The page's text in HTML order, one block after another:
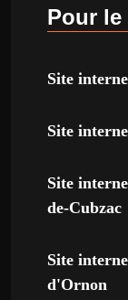
Pour le
Site
Site
Site
de-Cubzac
Site
d'Ornon